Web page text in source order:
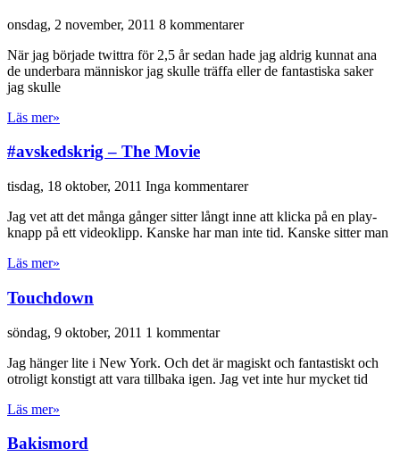
onsdag, 2 november, 2011 8 kommentarer
När jag började twittra för 2,5 år sedan hade jag aldrig kunnat ana
de underbara människor jag skulle träffa eller de fantastiska saker
jag skulle
Läs mer»
#avskedskrig – The Movie
tisdag, 18 oktober, 2011 Inga kommentarer
Jag vet att det många gånger sitter långt inne att klicka på en play-
knapp på ett videoklipp. Kanske har man inte tid. Kanske sitter man
Läs mer»
Touchdown
söndag, 9 oktober, 2011 1 kommentar
Jag hänger lite i New York. Och det är magiskt och fantastiskt och
otroligt konstigt att vara tillbaka igen. Jag vet inte hur mycket tid
Läs mer»
Bakismord